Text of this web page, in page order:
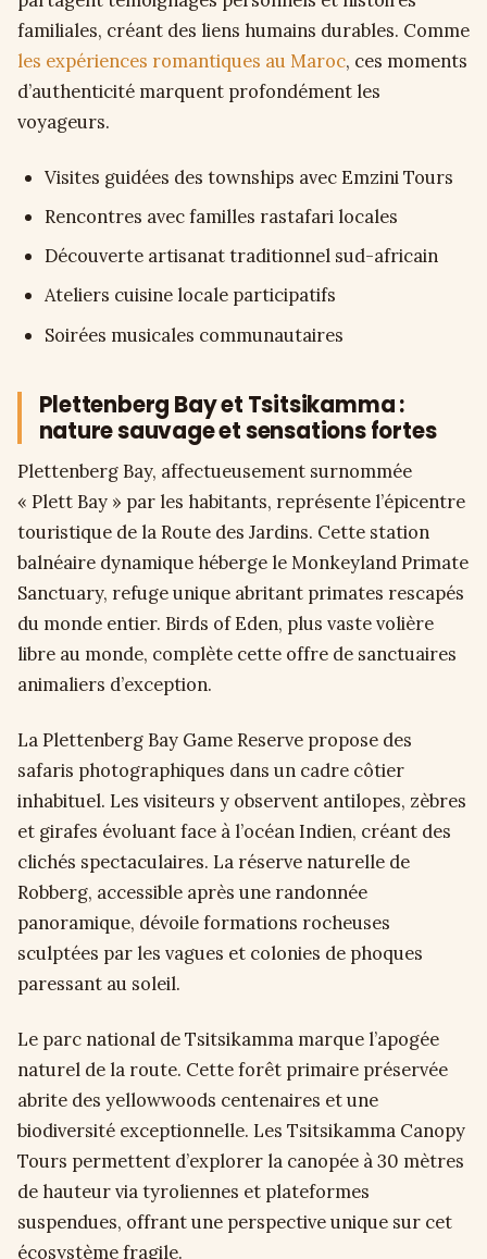
familiales, créant des liens humains durables. Comme
les expériences romantiques au Maroc, ces moments
d’authenticité marquent profondément les
voyageurs.
Visites guidées des townships avec Emzini Tours
Rencontres avec familles rastafari locales
Découverte artisanat traditionnel sud-africain
Ateliers cuisine locale participatifs
Soirées musicales communautaires
Plettenberg Bay et Tsitsikamma :
nature sauvage et sensations fortes
Plettenberg Bay, affectueusement surnommée
« Plett Bay » par les habitants, représente l’épicentre
touristique de la Route des Jardins. Cette station
balnéaire dynamique héberge le Monkeyland Primate
Sanctuary, refuge unique abritant primates rescapés
du monde entier. Birds of Eden, plus vaste volière
libre au monde, complète cette offre de sanctuaires
animaliers d’exception.
La Plettenberg Bay Game Reserve propose des
safaris photographiques dans un cadre côtier
inhabituel. Les visiteurs y observent antilopes, zèbres
et girafes évoluant face à l’océan Indien, créant des
clichés spectaculaires. La réserve naturelle de
Robberg, accessible après une randonnée
panoramique, dévoile formations rocheuses
sculptées par les vagues et colonies de phoques
paressant au soleil.
Le parc national de Tsitsikamma marque l’apogée
naturel de la route. Cette forêt primaire préservée
abrite des yellowwoods centenaires et une
biodiversité exceptionnelle. Les Tsitsikamma Canopy
Tours permettent d’explorer la canopée à 30 mètres
de hauteur via tyroliennes et plateformes
suspendues, offrant une perspective unique sur cet
écosystème fragile.